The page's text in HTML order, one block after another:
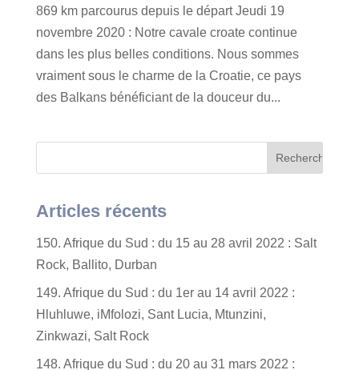
869 km parcourus depuis le départ Jeudi 19
novembre 2020 : Notre cavale croate continue
dans les plus belles conditions. Nous sommes
vraiment sous le charme de la Croatie, ce pays
des Balkans bénéficiant de la douceur du...
Articles récents
150. Afrique du Sud : du 15 au 28 avril 2022 : Salt
Rock, Ballito, Durban
149. Afrique du Sud : du 1er au 14 avril 2022 :
Hluhluwe, iMfolozi, Sant Lucia, Mtunzini,
Zinkwazi, Salt Rock
148. Afrique du Sud : du 20 au 31 mars 2022 :